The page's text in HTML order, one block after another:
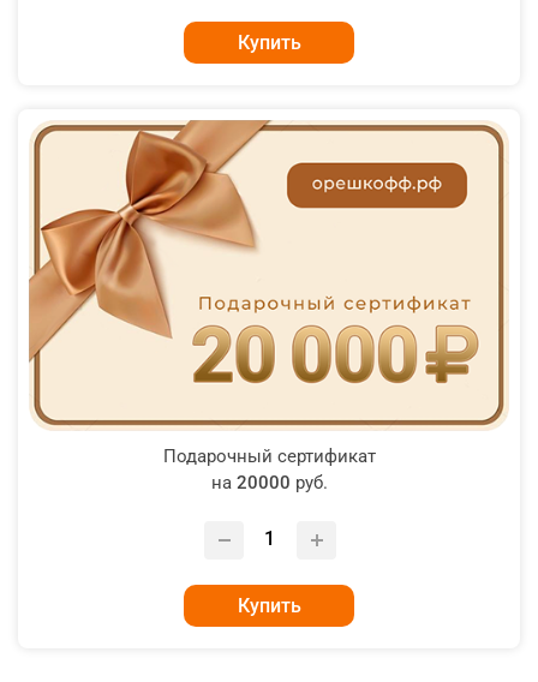
Купить
Подарочный сертификат
на 20000 руб.
Купить